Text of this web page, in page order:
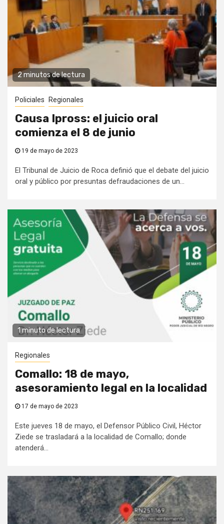
2 minutos de lectura
Policiales Regionales
Causa Ipross: el juicio oral
comienza el 8 de junio
19 de mayo de 2023
El Tribunal de Juicio de Roca definió que el debate del juicio
oral y público por presuntas defraudaciones de un...
1 minuto de lectura
Regionales
Comallo: 18 de mayo,
asesoramiento legal en la localidad
17 de mayo de 2023
Este jueves 18 de mayo, el Defensor Público Civil, Héctor
Ziede se trasladará a la localidad de Comallo; donde
atenderá...